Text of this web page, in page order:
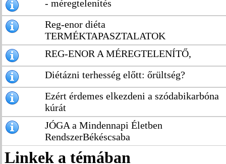
- méregtelenítés
Reg-enor diéta
TERMÉKTAPASZTALATOK
REG-ENOR A MÉREGTELENÍTŐ,
Diétázni terhesség előtt: őrültség?
Ezért érdemes elkezdeni a szódabikarbóna
kúrát
JÓGA a Mindennapi Életben
RendszerBékéscsaba
Linkek a témában